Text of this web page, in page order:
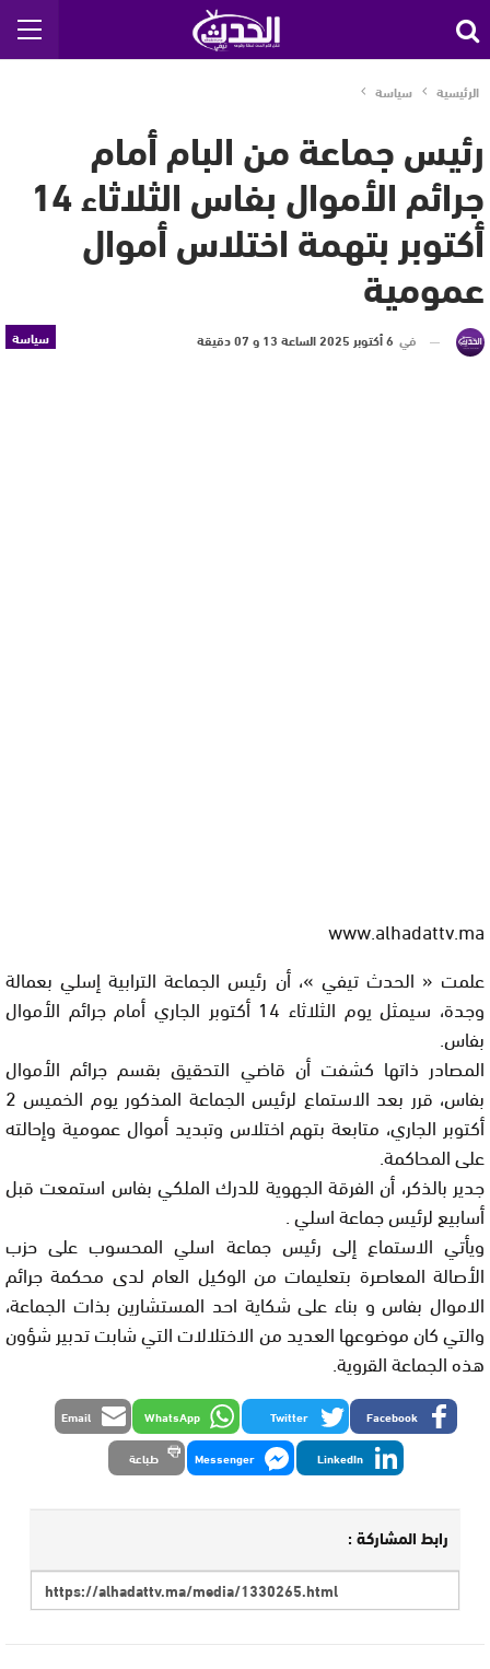
الرئيسية سياسة
رئيس جماعة من البام أمام
جرائم الأموال بفاس الثلاثاء 14
أكتوبر بتهمة اختلاس أموال
عمومية
سياسة في 6 أكتوبر 2025 الساعة 13 و 07 دقيقة
www.alhadattv.ma
علمت « الحدث تيفي »، أن رئيس الجماعة الترابية إسلي بعمالة
وجدة، سيمثل يوم الثلاثاء 14 أكتوبر الجاري أمام جرائم الأموال
بفاس.
المصادر ذاتها كشفت أن قاضي التحقيق بقسم جرائم الأموال
بفاس، قرر بعد الاستماع لرئيس الجماعة المذكور يوم الخميس 2
أكتوبر الجاري، متابعة بتهم اختلاس وتبديد أموال عمومية وإحالته
على المحاكمة.
جدير بالذكر، أن الفرقة الجهوية للدرك الملكي بفاس استمعت قبل
أسابيع لرئيس جماعة اسلي .
ويأتي الاستماع إلى رئيس جماعة اسلي المحسوب على حزب
الأصالة المعاصرة بتعليمات من الوكيل العام لدى محكمة جرائم
الاموال بفاس و بناء على شكاية احد المستشارين بذات الجماعة،
والتي كان موضوعها العديد من الاختلالات التي شابت تدبير شؤون
هذه الجماعة القروية.
Facebook
Twitter
WhatsApp
Email
LinkedIn
Messenger طباعة
رابط المشاركة :